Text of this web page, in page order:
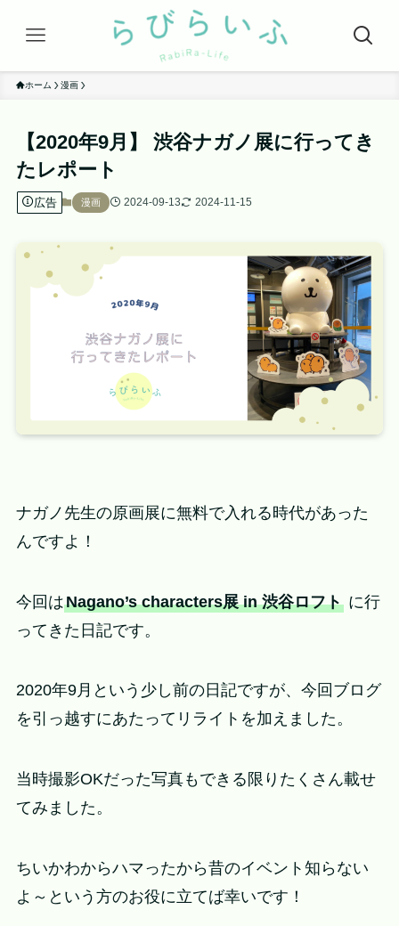
ホーム 漫画
【2020年9月】 渋谷ナガノ展に行ってき
たレポート
広告 漫画 2024-09-13 2024-11-15
ナガノ先生の原画展に無料で入れる時代があった
んですよ！
今回はNagano’s characters展 in 渋谷ロフトに行
ってきた日記です。
2020年9月という少し前の日記ですが、今回ブログ
を引っ越すにあたってリライトを加えました。
当時撮影OKだった写真もできる限りたくさん載せ
てみました。
ちいかわからハマったから昔のイベント知らない
よ～という方のお役に立てば幸いです！